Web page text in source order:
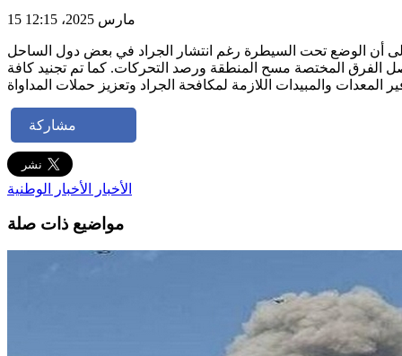
15 مارس 2025، 12:15
أن الوضع تحت السيطرة رغم انتشار الجراد في بعض دول الساحل
الفرق المختصة مسح المنطقة ورصد التحركات. كما تم تجنيد كافة
مشاركة
الأخبار الأخبار الوطنية
مواضيع ذات صلة